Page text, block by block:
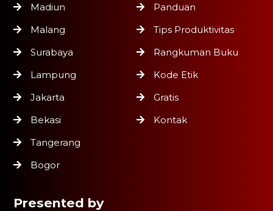
Madiun
Malang
Surabaya
Lampung
Jakarta
Bekasi
Tangerang
Bogor
Panduan
Tips Produktivitas
Rangkuman Buku
Kode Etik
Gratis
Kontak
Presented by